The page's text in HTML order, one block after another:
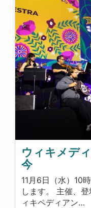
ウィキメデ
今
11月6日（水）10
します。 主催、
ィキペディアン…